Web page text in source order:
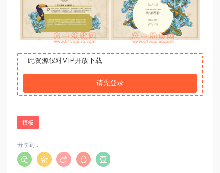
此资源仅对VIP开放下载
请先登录
模板
分享到：